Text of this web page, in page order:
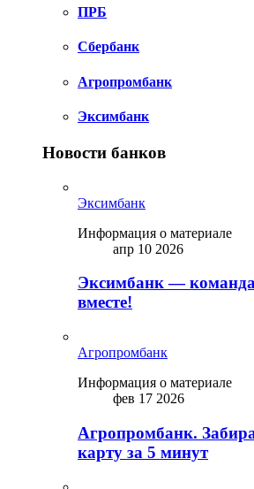
ПРБ
Сбербанк
Агропромбанк
Эксимбанк
Новости банков
Эксимбанк
Информация о материале
апр 10 2026
Эксимбанк —
вместе!
Агропромбанк
Информация о материале
фев 17 2026
Агропромбанк.
карту за 5 минут